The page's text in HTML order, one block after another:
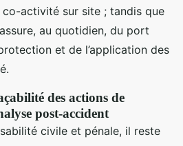
activité sur site ; tandis que
au quotidien, du port
et de l’application des
des actions de
post-accident
civile et pénale, il reste